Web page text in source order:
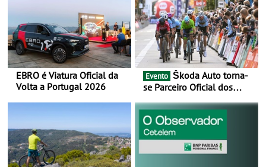
EBRO é Viatura Oficial da
Volta a Portugal 2026
Evento
se Parceiro Oficial dos
BTT e Gravel da UCI - Para
os anos de 2025 e 2026